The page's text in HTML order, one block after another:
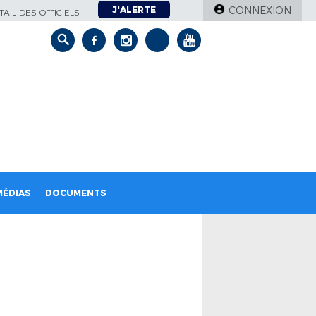
DES OFFICIELS J'ALERTE CONNEXION
DOCUMENTS